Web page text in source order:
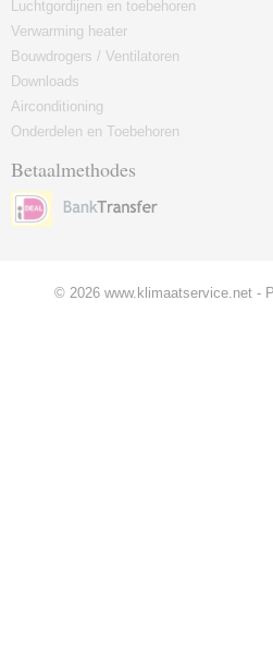
Luchtgordijnen en toebehoren
Verwarming heater
Bouwdrogers / Ventilatoren
Downloads
Airconditioning
Onderdelen en Toebehoren
Betaalmethodes
© 2026 www.klimaatservice.net -